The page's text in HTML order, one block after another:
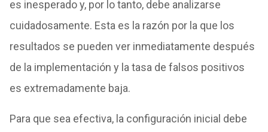
es inesperado y, por lo tanto, debe analizarse
cuidadosamente. Esta es la razón por la que los
resultados se pueden ver inmediatamente después
de la implementación y la tasa de falsos positivos
es extremadamente baja.
Para que sea efectiva, la configuración inicial debe